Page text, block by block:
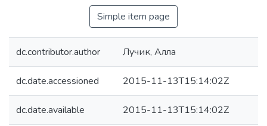
Simple item page
dc.contributor.author Лучик, Алла
dc.date.accessioned 2015-11-13T15:14:02Z
dc.date.available 2015-11-13T15:14:02Z